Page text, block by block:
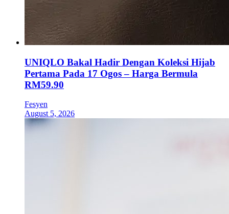
UNIQLO Bakal Hadir Dengan Koleksi Hijab
Pertama Pada 17 Ogos – Harga Bermula
RM59.90
Fesyen
August 5, 2026